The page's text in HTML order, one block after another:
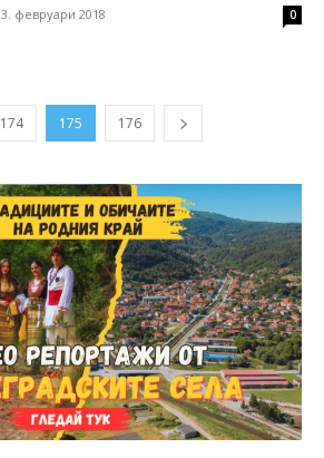
3. февруари 2018 0
174 175 176